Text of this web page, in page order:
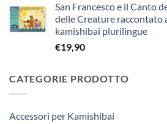
originale
era:
€263,40.
attuale
è:
€250,00.
San Francesco e il Canto
delle Creature raccontato
kamishibai plurilingue
€19,90
CATEGORIE PRODOTTO
Accessori per Kamishibai